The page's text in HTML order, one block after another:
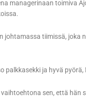
managerinaan toimiva
johtamassa tiimissä, joka
palkkasekki ja hyvä
sen, että